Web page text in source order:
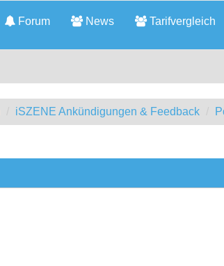
Forum News Tarifvergleich
iSZENE Ankündigungen & Feedback